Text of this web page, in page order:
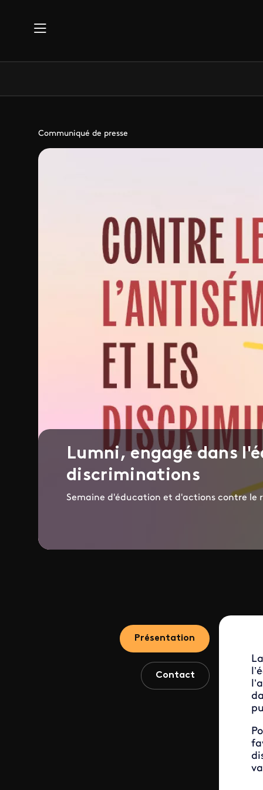
Communiqué de presse
Lumni, engagé dans
discriminations
Semaine d'éducation et d'actions contre le
Présentation
Contact